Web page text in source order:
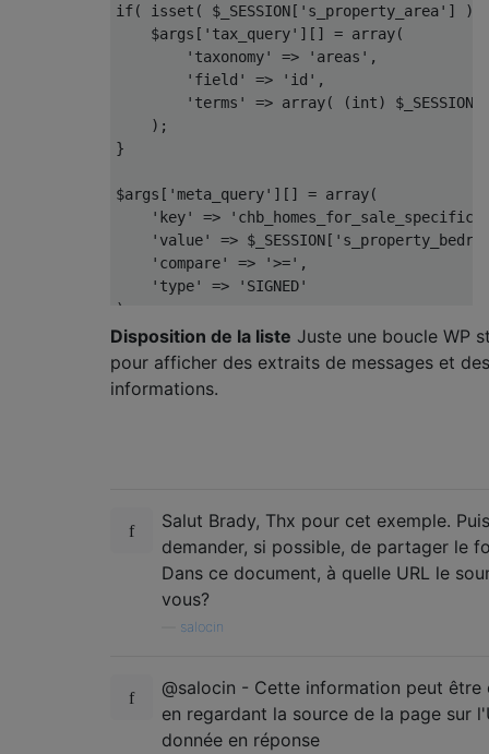
if( isset ( $_SESSION[ 's_property_area' ] )
    $args
[ 'tax_query' ][] = array(
'taxonomy'
=> 'areas' ,
'field'
=> 'id' ,
'terms'
=> array( (int) $_SESSION
);
}
$args [ 'meta_query' ][] = array(
'key'
=>
'value'
=> $_SESSION[
'compare'
=> '>=' ,
'type'
=>
'SIGNED'
);
['meta_query' ][] array
'value'
['meta_query'][] = array(
'key'
$_SESSION
'compare'
=> '>=',
'type'
'key' =>
'value' => $_SESSION [
'compare'
=> '<=',
Disposition de la liste Juste une boucle WP
pour afficher des extraits de messages et des
informations.
Salut Brady, Thx pour cet exemple.
demander, si possible, de partager le
Dans ce document, à quelle URL le
vous?
salocin
@salocin - Cette information peut être
en regardant la source de la page sur
donnée en réponse